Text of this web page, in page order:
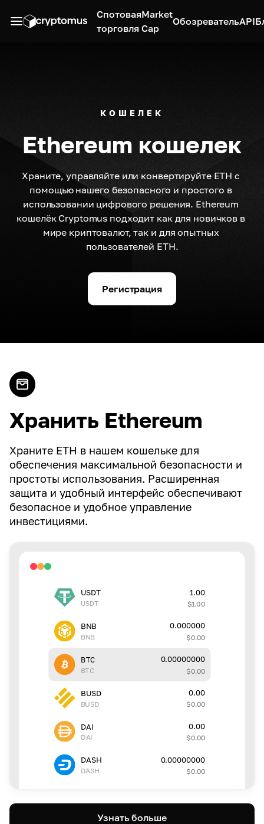
Спотовая
торговля
Market
Cap
ОбозревательAPI
КОШЕЛЕК
Ethereum кошелек
Храните, управляйте или конвертируйте ETH с
помощью нашего безопасного и простого в
использовании цифрового решения. Ethereum
кошелёк Cryptomus подходит как для новичков в
мире криптовалют, так и для опытных
пользователей ETH.
Регистрация
Хранить Ethereum
Храните ETH в нашем кошельке для
обеспечения максимальной безопасности и
простоты использования. Расширенная
защита и удобный интерфейс обеспечивают
безопасное и удобное управление
инвестициями.
USDT
USDT
1.00
$1.00
BNB
BNB
0.000000
$0.00
BTC
BTC
0.00000000
$0.00
BUSD
BUSD
0.00
$0.00
DAI
DAI
0.00
$0.00
DASH
DASH
0.00000000
$0.00
Узнать больше